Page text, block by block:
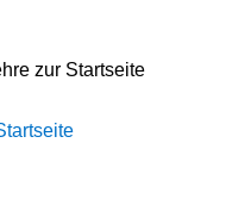
zur Startseite